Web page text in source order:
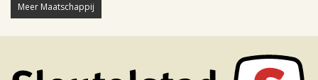
Meer Maatschappij